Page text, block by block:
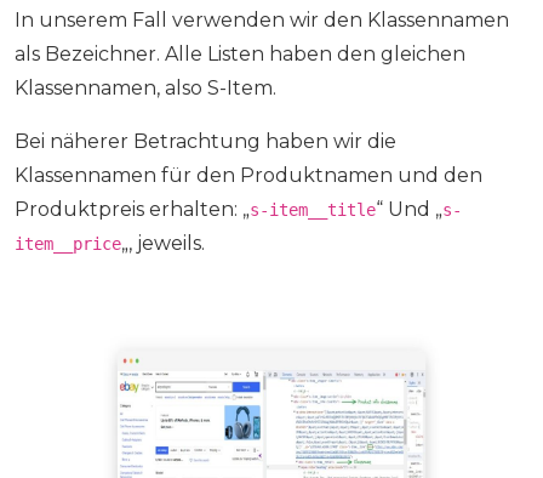
In unserem Fall verwenden wir den Klassennamen
als Bezeichner. Alle Listen haben den gleichen
Klassennamen, also S-Item.
Bei näherer Betrachtung haben wir die
Klassennamen für den Produktnamen und den
Produktpreis erhalten: „s-item__title“ Und „s-
item__price„, jeweils.